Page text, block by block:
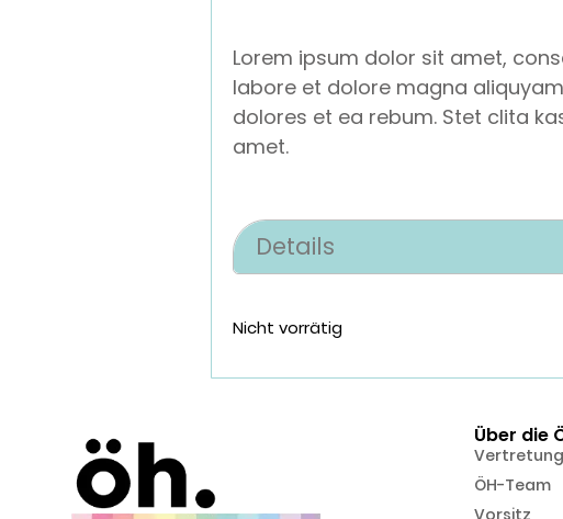
Lorem ipsum dolor sit amet,
labore et dolore magna
dolores et ea rebum. Stet clita
amet.
Details
Nicht vorrätig
Über die
ÖH-Team
Vorsitz